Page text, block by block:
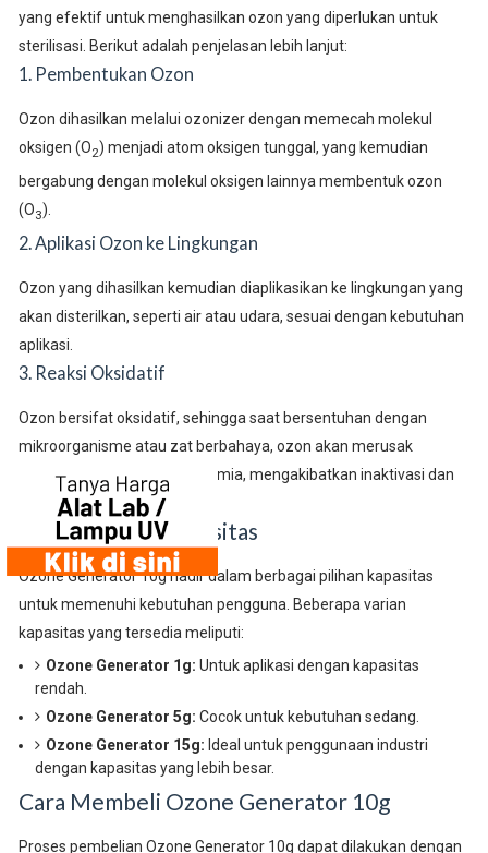
yang efektif untuk menghasilkan ozon yang diperlukan untuk
sterilisasi. Berikut adalah penjelasan lebih lanjut:
1. Pembentukan Ozon
Ozon dihasilkan melalui ozonizer dengan memecah molekul
oksigen (O2) menjadi atom oksigen tunggal, yang kemudian
bergabung dengan molekul oksigen lainnya membentuk ozon
(O3).
2. Aplikasi Ozon ke Lingkungan
Ozon yang dihasilkan kemudian diaplikasikan ke lingkungan yang
akan disterilkan, seperti air atau udara, sesuai dengan kebutuhan
aplikasi.
3. Reaksi Oksidatif
Ozon bersifat oksidatif, sehingga saat bersentuhan dengan
mikroorganisme atau zat berbahaya, ozon akan merusak
struktur sel dan komponen kimia, mengakibatkan inaktivasi dan
penghancuran patogen.
Pilihan Variasi Kapasitas
Ozone Generator 10g hadir dalam berbagai pilihan kapasitas
untuk memenuhi kebutuhan pengguna. Beberapa varian
kapasitas yang tersedia meliputi:
Ozone Generator 1g: Untuk aplikasi dengan kapasitas
rendah.
Ozone Generator 5g: Cocok untuk kebutuhan sedang.
Ozone Generator 15g: Ideal untuk penggunaan industri
dengan kapasitas yang lebih besar.
Cara Membeli Ozone Generator 10g
Proses pembelian Ozone Generator 10g dapat dilakukan dengan